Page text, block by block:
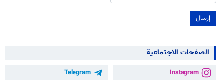
إرسال
الصفحات الاجتماعية
Instagram
Telegram